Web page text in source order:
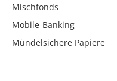
Mischfonds
Mobile-Banking
Mündelsichere Papiere